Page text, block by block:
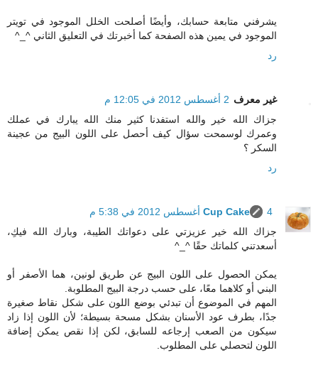
يشرفني متابعة حسابك، وأيضًا أصلحت الخلل الموجود في تويتر
الموجود في يمين هذه الصفحة كما أخبرتك في التعليق الثاني ^_^
رد
غير معرف 2 أغسطس 2012 في 12:05 م
جزاك الله خير والله استفدنا كثير منك الله يبارك في عملك
وعمرك لوسمحت سؤال كيف أحصل على اللون البيج من عجينة
السكر ؟
رد
Cup Cake
4 أغسطس 2012 في 5:38 م
جزاك الله خير عزيزتي على دعواتك الطيبة، وبارك الله فيكِ،
أسعدتني كلماتك حقًا ^_^
يمكن الحصول على اللون البيج عن طريق لونين، هما الأصفر أو
البني أو كلاهما معًا، على حسب درجة البيج المطلوبة.
المهم في الموضوع أن تبدئي بوضع اللون على شكل نقاط صغيرة
جدًا، بطرف عود الأسنان بشكل مسحة بسيطة؛ لأن اللون إذا زاد
سيكون من الصعب إرجاعه للسابق، لكن إذا نقص يمكن إضافة
اللون لتحصلي على المطلوب.